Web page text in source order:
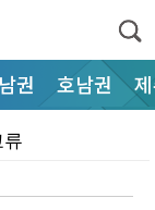
권 호남권
류
력 대응